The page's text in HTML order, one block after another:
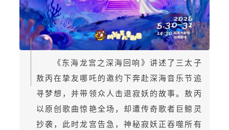
《东海龙宫之深海回响》讲述了三太子
敖丙在挚友哪吒的邀约下奔赴深海音乐节追
寻梦想，并带领众人击退寂妖的故事。敖丙
以原创歌曲惊艳全场，却遭传奇歌者巨鲸灵
抄袭，此时龙宫 告急，神秘寂妖正吞噬所有